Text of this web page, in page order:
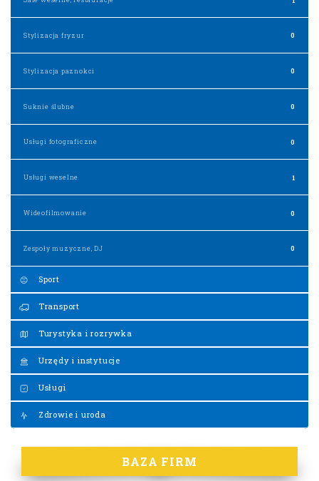
Stylizacja fryzur 0
Stylizacja paznokci 0
Suknie ślubne 0
Usługi fotograficzne 0
Usługi weselne 1
Wideofilmowanie 0
Zespoły muzyczne, DJ 0
Sport
Transport
Turystyka i rozrywka
Urzędy i instytucje
Usługi
Zdrowie i uroda
BAZA FIRM